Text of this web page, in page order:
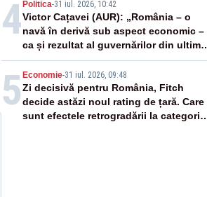
4 Politica-31 iul. 2026, 10:42
Victor Cațavei (AUR): „România – o
navă în derivă sub aspect economic –
ca și rezultat al guvernărilor din ultimii
36 de ani”
5 Economie-31 iul. 2026, 09:48
Zi decisivă pentru România, Fitch
decide astăzi noul rating de țară. Care
sunt efectele retrogradării la categoria